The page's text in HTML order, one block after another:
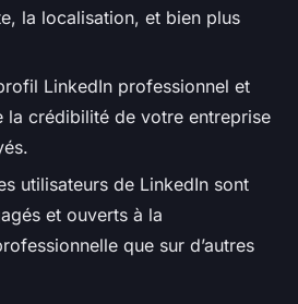
la localisation, et bien plus
LinkedIn professionnel et
la crédibilité de votre entreprise
utilisateurs de LinkedIn sont
et ouverts à la
que sur d’autres